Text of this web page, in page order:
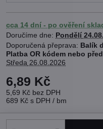
cca 14 dní - po ověření
Doručíme dne: Pondělí
Balík
Platba OR kódem nebo
Středa 26.08.2026
6,89 Kč
5,69 Kč bez DPH
689 Kč s DPH / bm